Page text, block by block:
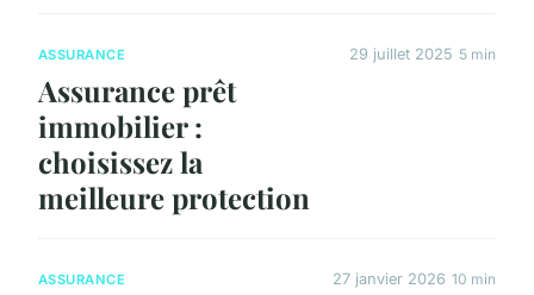
ASSURANCE
Assurance prêt
immobilier :
choisissez la
meilleure protection
29 juillet 2025 5 min
ASSURANCE 27 janvier 2026 10 min